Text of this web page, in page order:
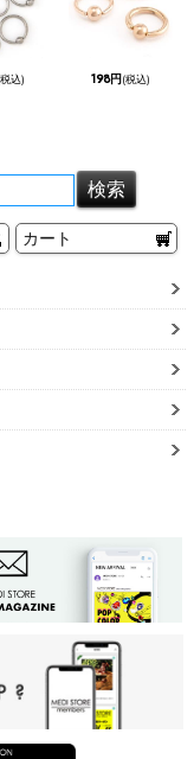
込) 198円(税込)
カート